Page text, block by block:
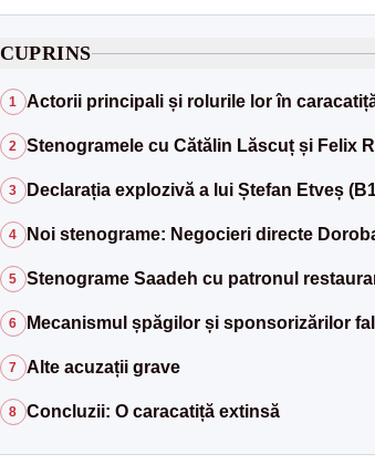
CUPRINS
1 Actorii principali și rolurile lor în
2 Stenogramele cu Cătălin Lăscuț și Felix
3 Declarația explozivă a lui Ștefan Etveș
4 Noi stenograme: Negocieri directe
5 Stenograme Saadeh cu patronul
6 Mecanismul șpăgilor și sponsorizărilor
7 Alte acuzații grave
8 Concluzii: O caracatiță extinsă